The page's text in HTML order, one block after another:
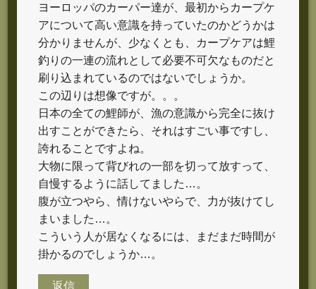
ヨーロッパのカーパー達が、最初からカープケ
アについて高い意識を持っていたのかどうかは
分かりませんが、少なくとも、カープケアは鯉
釣りの一連の流れとして必要不可欠なものだと
刷り込まれているのではないでしょうか。
この辺りは想像ですが。。。
日本の全ての鯉師が、漁の意識から完全に抜け
出すことができたら、それはすごい事ですし、
誇れることですよね。
大物に限って背びれの一部を切って放すって、
自慢するように話してました…。
腹が立つやら、情けないやらで、力が抜けてし
まいました…。
こういう人が居なくなるには、まだまだ時間が
掛かるのでしょうか…。
返信